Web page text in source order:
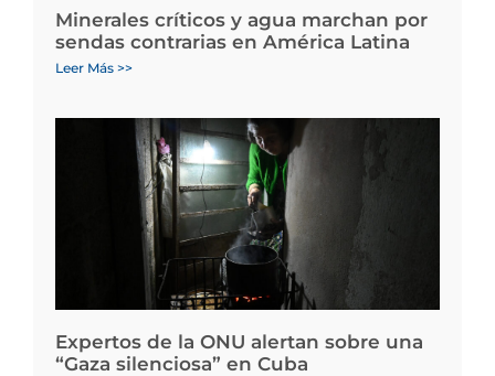
Minerales críticos y agua marchan por
sendas contrarias en América Latina
Leer Más >>
Expertos de la ONU alertan sobre una
“Gaza silenciosa” en Cuba